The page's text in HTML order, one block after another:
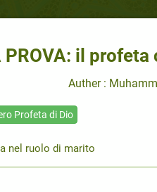
PROVA: il
Auther :
Profeta di Dio
nel ruolo di marito